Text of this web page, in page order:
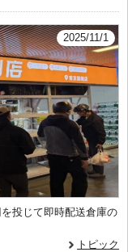
2025/11/1
投じて即時配送倉庫の
トピック